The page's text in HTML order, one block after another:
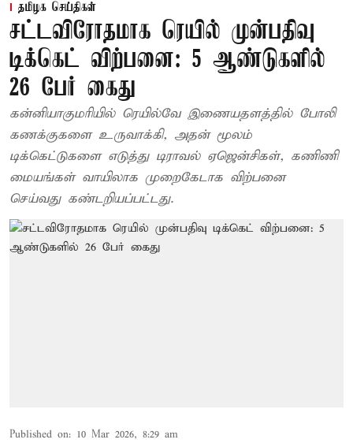
தமிழக செய்திகள்
சட்டவிரோதமாக ரெயில் முன்பதிவு
டிக்கெட் விற்பனை: 5 ஆண்டுகளில்
26 பேர் கைது
கன்னியாகுமரியில் ரெயில்வே இணையதளத்தில் போலி
கணக்குகளை உருவாக்கி, அதன் மூலம்
டிக்கெட்டுகளை எடுத்து டிராவல் ஏஜென்சிகள், கணிணி
மையங்கள் வாயிலாக முறைகேடாக விற்பனை
செய்வது கண்டறியப்பட்டது.
Published on: 10 Mar 2026, 8:29 am